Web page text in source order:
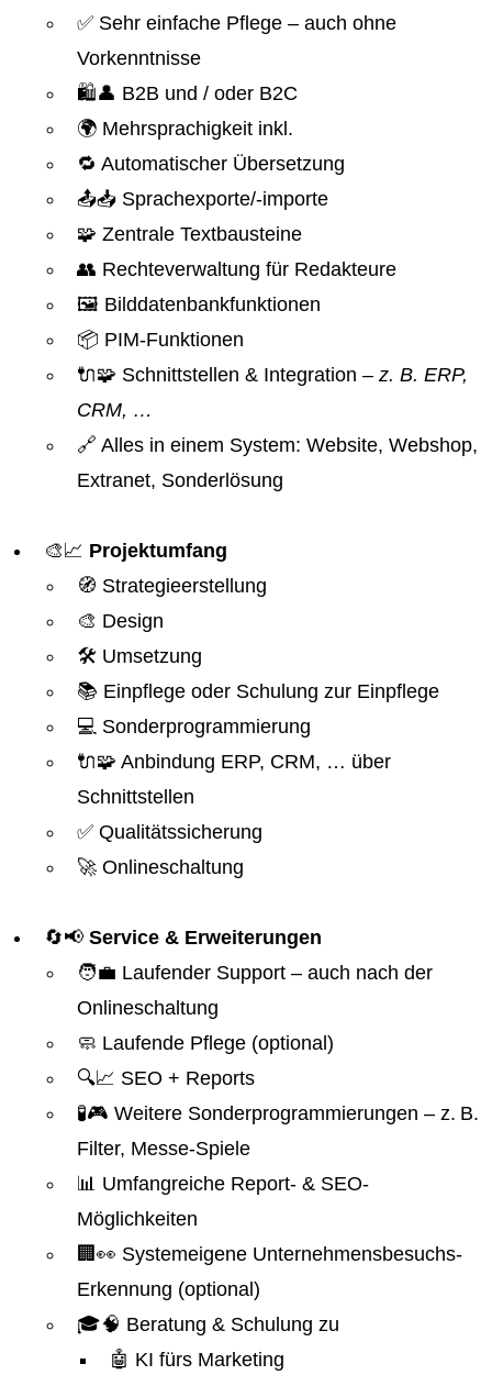
✅ Sehr einfache Pflege – auch ohne
Vorkenntnisse
🛍️👤 B2B und / oder B2C
🌍 Mehrsprachigkeit inkl.
🔁 Automatischer Übersetzung
📤📥 Sprachexporte/-importe
🧩 Zentrale Textbausteine
👥 Rechteverwaltung für Redakteure
🖼️ Bilddatenbankfunktionen
📦 PIM-Funktionen
🔌🧩 Schnittstellen & Integration – z. B. ERP,
CRM, …
🔗 Alles in einem System: Website, Webshop,
Extranet, Sonderlösung
🎨📈 Projektumfang
🧭 Strategieerstellung
🎨 Design
🛠️ Umsetzung
📚 Einpflege oder Schulung zur Einpflege
💻 Sonderprogrammierung
🔌🧩 Anbindung ERP, CRM, … über
Schnittstellen
✅ Qualitätssicherung
🚀 Onlineschaltung
🔄📢 Service & Erweiterungen
🧑‍💼 Laufender Support – auch nach der
Onlineschaltung
🧼 Laufende Pflege (optional)
🔍📈 SEO + Reports
🧪🎮 Weitere Sonderprogrammierungen – z. B.
Filter, Messe-Spiele
📊 Umfangreiche Report- & SEO-
Möglichkeiten
🏢👀 Systemeigene Unternehmensbesuchs-
Erkennung (optional)
🎓🧠 Beratung & Schulung zu
🤖 KI fürs Marketing